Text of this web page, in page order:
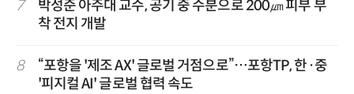
7
박성준 아주대 교수, 공기 중 수분으로 200㎛ 피부 부
착 전지 개발
8
“포항을 '제조 AX' 글로벌 거점으로”…포항TP, 한·중
'피지컬 AI' 글로벌 협력 속도